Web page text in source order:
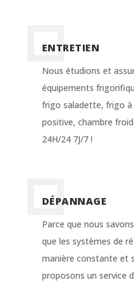
ENTRETIEN
Nous étudions et
équipements
frigo saladette, frigo
positive, chambre
24H/24 7J/7 !
DÉPANNAGE
Parce que nous
que les systèmes de
manière constante et
proposons un service